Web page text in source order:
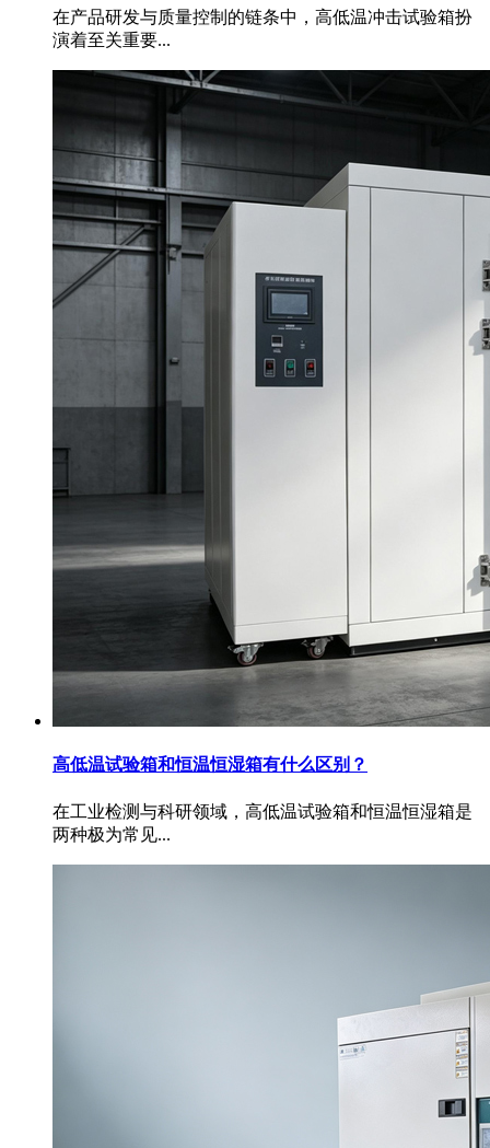
在产品研发与质量控制的链条中，高低温冲击试验箱扮
演着至关重要...
高低温试验箱和恒温恒湿箱有什么区别？
在工业检测与科研领域，高低温试验箱和恒温恒湿箱是
两种极为常见...